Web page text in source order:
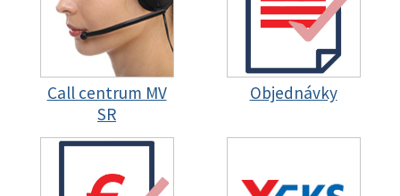
Call centrum MV
SR
Objednávky